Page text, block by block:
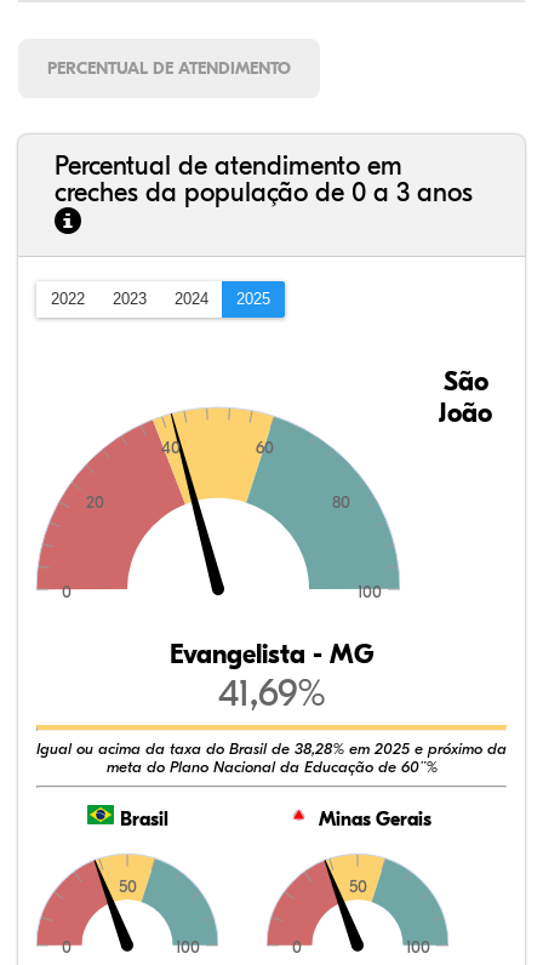
PERCENTUAL DE ATENDIMENTO
Percentual de atendimento em
creches da população de 0 a 3 anos
2022 2023 2024 2025
0
20
40 60
80
100
São
João
Evangelista - MG
41,69%
Igual ou acima da taxa do Brasil de 38,28% em 2025 e próximo da
meta do Plano Nacional da Educação de 60¨%
Brasil
0
50
100
Minas Gerais
0
50
100